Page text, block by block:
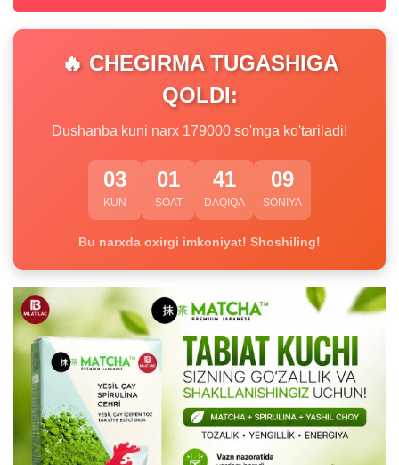
🔥 CHEGIRMA TUGASHIGA
QOLDI:
Dushanba kuni narx 179000 so'mga ko'tariladi!
03
KUN
01
SOAT
41
DAQIQA
08
SONIYA
Bu narxda oxirgi imkoniyat! Shoshiling!